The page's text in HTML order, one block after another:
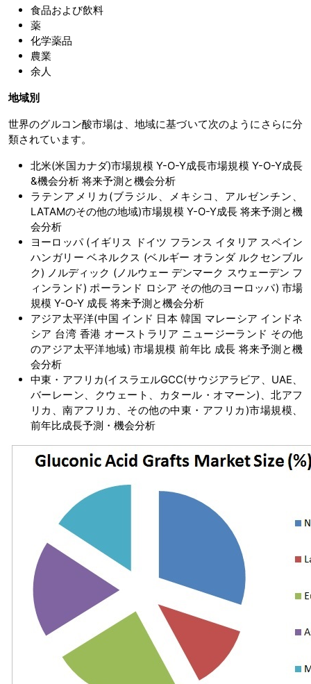
食品および飲料
薬
化学薬品
農業
余人
地域別
世界のグルコン酸市場は、地域に基づいて次のようにさらに分
類されています。
北米(米国カナダ)市場規模 Y-O-Y成長市場規模 Y-O-Y成長
&機会分析 将来予測と機会分析
ラテンアメリカ(ブラジル、メキシコ、アルゼンチン、
LATAMのその他の地域)市場規模 Y-O-Y成長 将来予測と機
会分析
ヨーロッパ (イギリス ドイツ フランス イタリア スペイン
ハンガリー ベネルクス (ベルギー オランダ ルクセンブル
ク) ノルディック (ノルウェー デンマーク スウェーデン フ
ィンランド) ポーランド ロシア その他のヨーロッパ) 市場
規模 Y-O-Y 成長 将来予測と機会分析
アジア太平洋(中国 インド 日本 韓国 マレーシア インドネ
シア 台湾 香港 オーストラリア ニュージーランド その他
のアジア太平洋地域) 市場規模 前年比 成長 将来予測と機
会分析
中東・アフリカ(イスラエルGCC(サウジアラビア、UAE、
バーレーン、クウェート、カタール・オマーン)、北アフ
リカ、南アフリカ、その他の中東・アフリカ)市場規模、
前年比成長予測・機会分析